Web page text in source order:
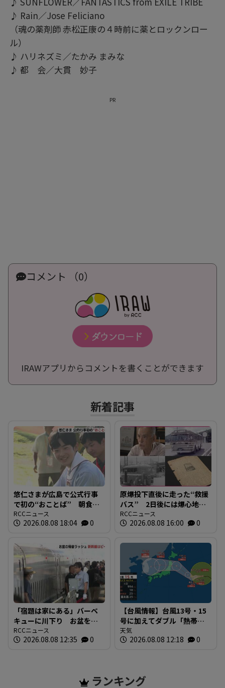
♪ Rain／Jose Feliciano
（魂の薬剤師 赤松正康の４時前に薬とロックンロー
ル）
♪ ハリネズミ／たかみ まみな
♪ 都 会／大貫 妙子
PR
コメント （0）
IRAWアプリからコメントを書くことができます
新着記事
悠仁さまが広島で公式行事
で初の“おことば” 朝食作
りや丸太切りも 福山市で
は博物館を視察
RCCニュース
2026.08.08 18:04 0
原爆投下直後に走った“救援
バス” 2日後には爆心地至
近に路線バスも 戦時下か
ら復興まで支えた“バスの歴
RCCニュース
2026.08.08 16:00 0
「宿題は家にある」バーベ
キューに川下り お盆をふ
るさとで 帰省ラッシュピ
ークで新幹線の下りはほぼ
RCCニュース
2026.08.08 12:35 0
【台風情報】台風13号・15
号に加えてダブル「熱帯低
気圧」発生へ 15号はお盆
に日本直撃か ※18日まで
天気
2026.08.08 12:18 0
ランキング